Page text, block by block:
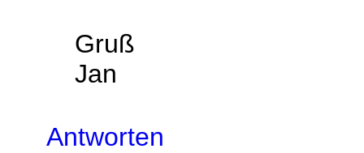
Gruß
Jan
Antworten